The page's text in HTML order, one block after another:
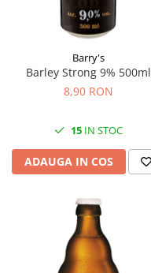
Barry's
Barley Strong 9% 500ml
8,90 RON
15IN STOC
ADAUGA IN COS